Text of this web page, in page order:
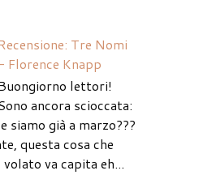
Tre Nomi
Florence Knapp
lettori!
ancora scioccata:
siamo già a marzo???
questa cosa che
va capita eh...